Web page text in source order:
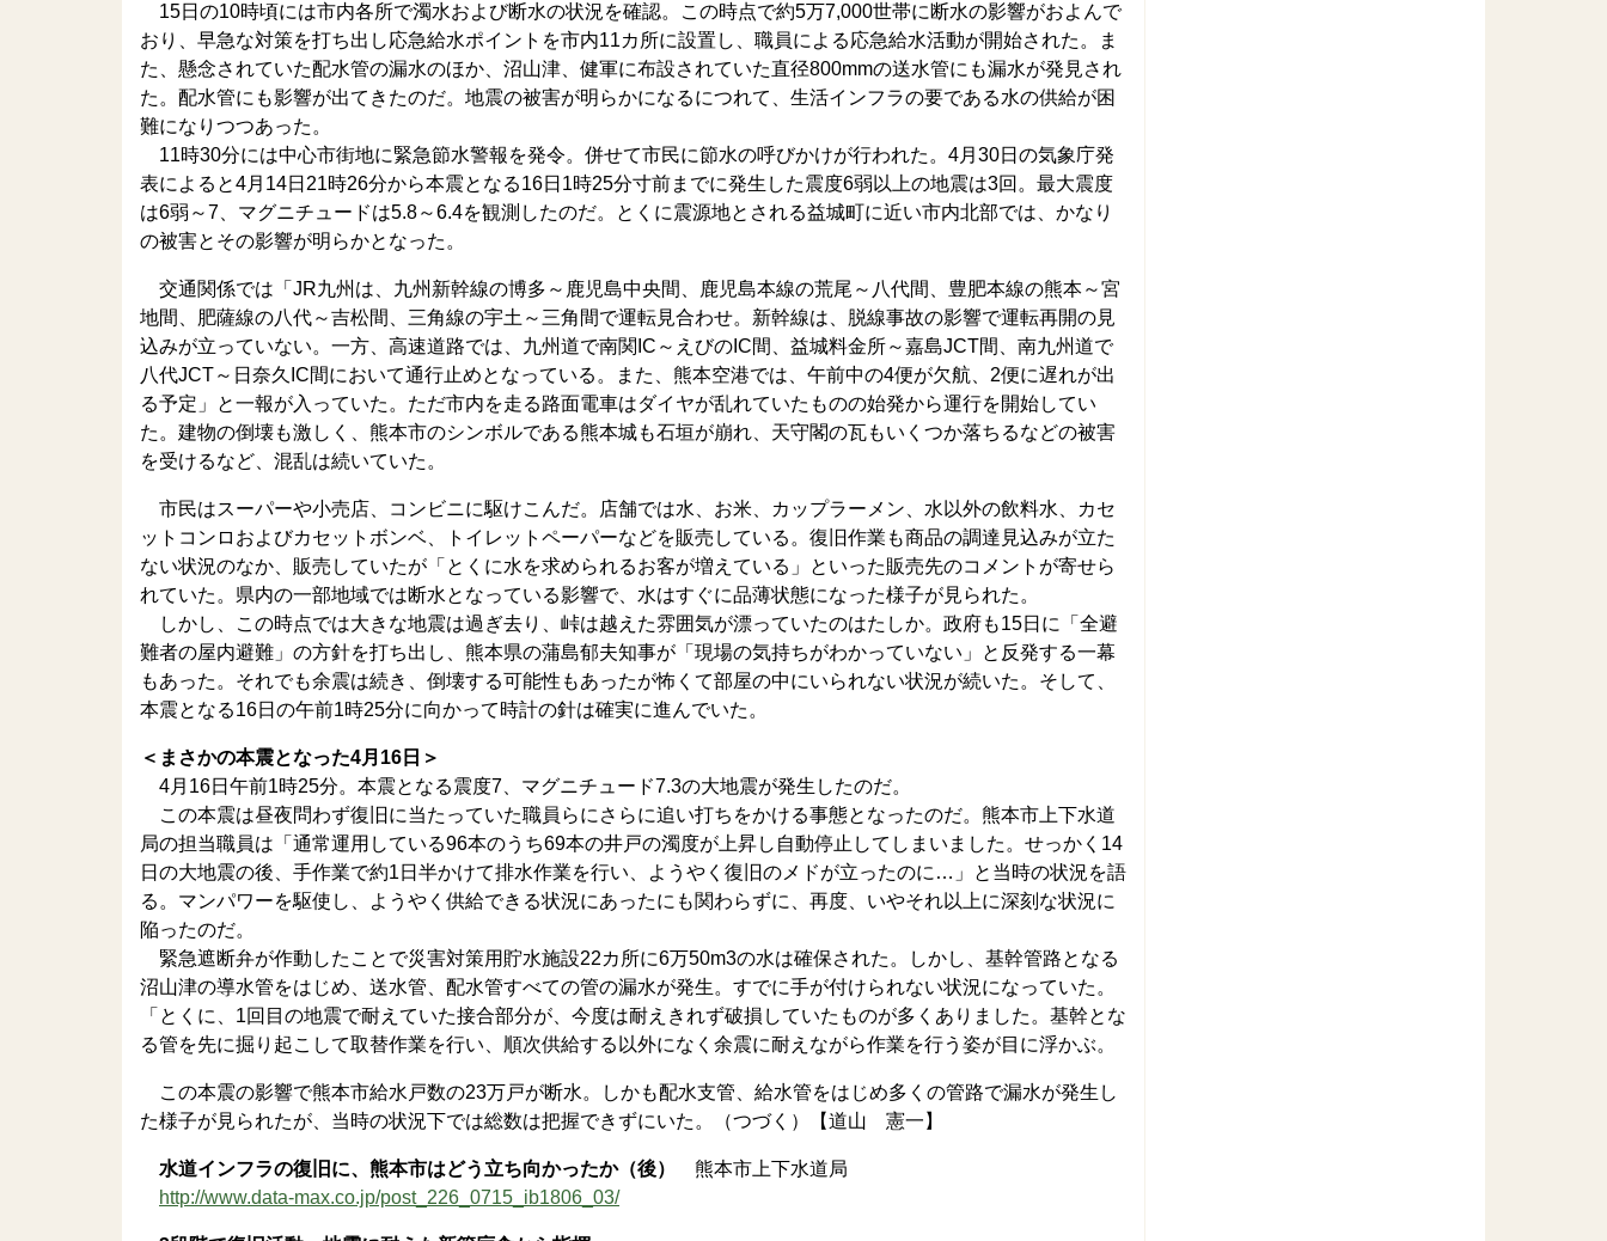
15日の10時頃には市内各所で濁水および断水の状況を確認。この時点で約5万7,000世帯に断水の影響がおよんで
おり、早急な対策を打ち出し応急給水ポイントを市内11カ所に設置し、職員による応急給水活動が開始された。ま
た、懸念されていた配水管の漏水のほか、沼山津、健軍に布設されていた直径800mmの送水管にも漏水が発見され
た。配水管にも影響が出てきたのだ。地震の被害が明らかになるにつれて、生活インフラの要である水の供給が困
難になりつつあった。
11時30分には中心市街地に緊急節水警報を発令。併せて市民に節水の呼びかけが行われた。4月30日の気象庁発
表によると4月14日21時26分から本震となる16日1時25分寸前までに発生した震度6弱以上の地震は3回。最大震度
は6弱～7、マグニチュードは5.8～6.4を観測したのだ。とくに震源地とされる益城町に近い市内北部では、かなり
の被害とその影響が明らかとなった。
交通関係では「JR九州は、九州新幹線の博多～鹿児島中央間、鹿児島本線の荒尾～八代間、豊肥本線の熊本～宮
地間、肥薩線の八代～吉松間、三角線の宇土～三角間で運転見合わせ。新幹線は、脱線事故の影響で運転再開の見
込みが立っていない。一方、高速道路では、九州道で南関IC～えびのIC間、益城料金所～嘉島JCT間、南九州道で
八代JCT～日奈久IC間において通行止めとなっている。また、熊本空港では、午前中の4便が欠航、2便に遅れが出
る予定」と一報が入っていた。ただ市内を走る路面電車はダイヤが乱れていたものの始発から運行を開始してい
た。建物の倒壊も激しく、熊本市のシンボルである熊本城も石垣が崩れ、天守閣の瓦もいくつか落ちるなどの被害
を受けるなど、混乱は続いていた。
市民はスーパーや小売店、コンビニに駆けこんだ。店舗では水、お米、カップラーメン、水以外の飲料水、カセ
ットコンロおよびカセットボンベ、トイレットペーパーなどを販売している。復旧作業も商品の調達見込みが立た
ない状況のなか、販売していたが「とくに水を求められるお客が増えている」といった販売先のコメントが寄せら
れていた。県内の一部地域では断水となっている影響で、水はすぐに品薄状態になった様子が見られた。
しかし、この時点では大きな地震は過ぎ去り、峠は越えた雰囲気が漂っていたのはたしか。政府も15日に「全避
難者の屋内避難」の方針を打ち出し、熊本県の蒲島郁夫知事が「現場の気持ちがわかっていない」と反発する一幕
もあった。それでも余震は続き、倒壊する可能性もあったが怖くて部屋の中にいられない状況が続いた。そして、
本震となる16日の午前1時25分に向かって時計の針は確実に進んでいた。
＜まさかの本震となった4月16日＞
4月16日午前1時25分。本震となる震度7、マグニチュード7.3の大地震が発生したのだ。
この本震は昼夜問わず復旧に当たっていた職員らにさらに追い打ちをかける事態となったのだ。熊本市上下水道
局の担当職員は「通常運用している96本のうち69本の井戸の濁度が上昇し自動停止してしまいました。せっかく14
日の大地震の後、手作業で約1日半かけて排水作業を行い、ようやく復旧のメドが立ったのに…」と当時の状況を語
る。マンパワーを駆使し、ようやく供給できる状況にあったにも関わらずに、再度、いやそれ以上に深刻な状況に
陥ったのだ。
緊急遮断弁が作動したことで災害対策用貯水施設22カ所に6万50m3の水は確保された。しかし、基幹管路となる
沼山津の導水管をはじめ、送水管、配水管すべての管の漏水が発生。すでに手が付けられない状況になっていた。
「とくに、1回目の地震で耐えていた接合部分が、今度は耐えきれず破損していたものが多くありました。基幹とな
る管を先に掘り起こして取替作業を行い、順次供給する以外になく余震に耐えながら作業を行う姿が目に浮かぶ。
この本震の影響で熊本市給水戸数の23万戸が断水。しかも配水支管、給水管をはじめ多くの管路で漏水が発生し
た様子が見られたが、当時の状況下では総数は把握できずにいた。（つづく）【道山 憲一】
水道インフラの復旧に、熊本市はどう立ち向かったか（後）
熊本市上下水道局
http://www.data-max.co.jp/post_226_0715_ib1806_03/